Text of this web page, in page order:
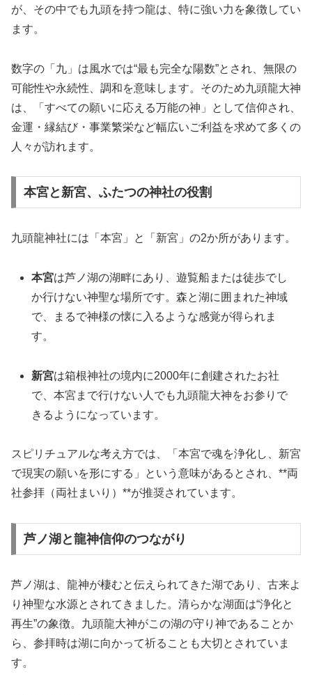
が、その中でも九頭を持つ龍は、特に強い力を象徴してい
ます。
数字の「九」は風水では“最も完全な陽数”とされ、無限の
可能性や永続性、調和を意味します。そのため九頭龍大神
は、「すべての願いに応える万能の神」として信仰され、
金運・縁結び・事業繁栄など幅広いご利益を求めて多くの
人々が訪れます。
本宮と新宮、ふたつの神社の役割
九頭龍神社には「本宮」と「新宮」の2か所があります。
本宮は芦ノ湖の湖畔にあり、遊覧船または徒歩でし
か行けない神聖な場所です。森と湖に囲まれた神域
で、まるで神様の懐に入るような感覚が得られま
す。
新宮は箱根神社の境内に2000年に創建されたお社
で、本宮まで行けない人でも九頭龍大神をお参りで
きるようになっています。
スピリチュアルな考え方では、「本宮で魂を浄化し、新宮
で現実の願いを形にする」という意味があるとされ、**両
社参拝（両社まいり）**が推奨されています。
芦ノ湖と龍神信仰のつながり
芦ノ湖は、龍神が棲むと伝えられてきた湖であり、古来よ
り神聖な水源とされてきました。清らかな湖面は“浄化と
再生”の象徴。九頭龍大神がこの湖の守り神であることか
ら、参拝時は湖に向かって祈ることも大切とされていま
す。